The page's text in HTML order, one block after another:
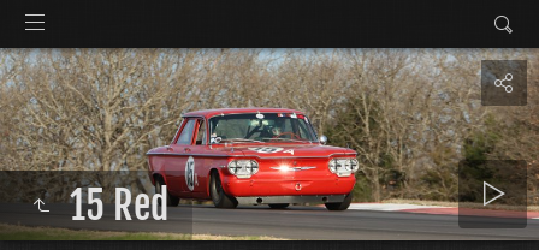
15 Red